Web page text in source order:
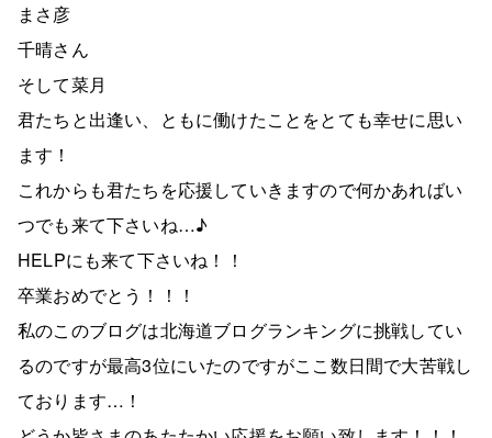
まさ彦
千晴さん
そして菜月
君たちと出逢い、ともに働けたことをとても幸せに思い
ます！
これからも君たちを応援していきますので何かあればい
つでも来て下さいね…♪
HELPにも来て下さいね！！
卒業おめでとう！！！
私のこのブログは北海道ブログランキングに挑戦してい
るのですが最高3位にいたのですがここ数日間で大苦戦し
ております…！